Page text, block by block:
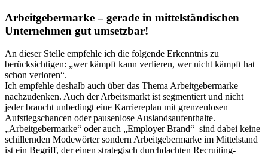
Arbeitgebermarke – gerade in mittelständischen
Unternehmen gut umsetzbar!
An dieser Stelle empfehle ich die folgende Erkenntnis zu
berücksichtigen: „wer kämpft kann verlieren, wer nicht kämpft hat
schon verloren“.
Ich empfehle deshalb auch über das Thema Arbeitgebermarke
nachzudenken. Auch der Arbeitsmarkt ist segmentiert und nicht
jeder braucht unbedingt eine Karriereplan mit grenzenlosen
Aufstiegschancen oder pausenlose Auslandsaufenthalte.
„Arbeitgebermarke“ oder auch „Employer Brand“ sind dabei keine
schillernden Modewörter sondern Arbeitgebermarke im Mittelstand
ist ein Begriff, der einen strategisch durchdachten Recruiting-